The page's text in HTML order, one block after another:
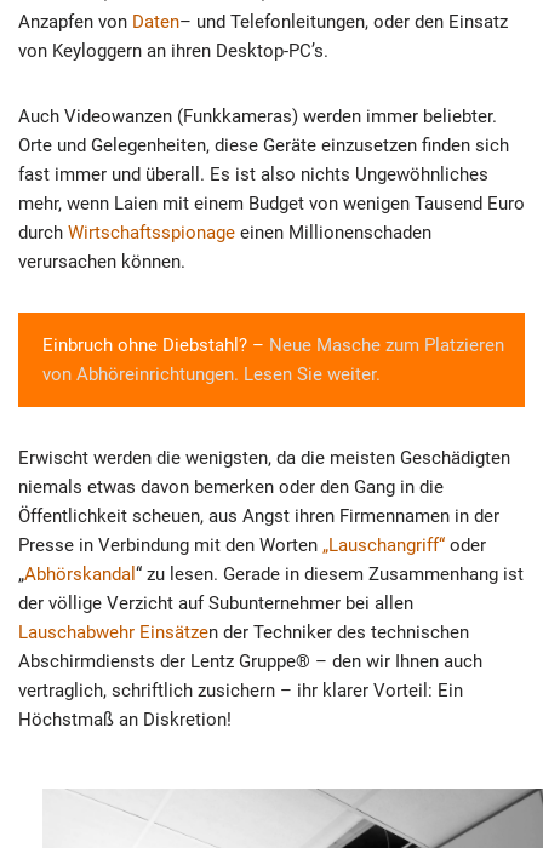
Anzapfen von Daten– und Telefonleitungen, oder den Einsatz
von Keyloggern an ihren Desktop-PC’s.
Auch Videowanzen (Funkkameras) werden immer beliebter.
Orte und Gelegenheiten, diese Geräte einzusetzen finden sich
fast immer und überall. Es ist also nichts Ungewöhnliches
mehr, wenn Laien mit einem Budget von wenigen Tausend Euro
durch Wirtschaftsspionage einen Millionenschaden
verursachen können.
Einbruch ohne Diebstahl? – Neue Masche zum Platzieren
von Abhöreinrichtungen. Lesen Sie weiter.
Erwischt werden die wenigsten, da die meisten Geschädigten
niemals etwas davon bemerken oder den Gang in die
Öffentlichkeit scheuen, aus Angst ihren Firmennamen in der
Presse in Verbindung mit den Worten „Lauschangriff“ oder
„Abhörskandal “ zu lesen. Gerade in diesem Zusammenhang ist
der völlige Verzicht auf Subunternehmer bei allen
Lauschabwehr Einsätzen der Techniker des technischen
Abschirmdiensts der Lentz Gruppe® – den wir Ihnen auch
vertraglich, schriftlich zusichern – ihr klarer Vorteil: Ein
Höchstmaß an Diskretion!